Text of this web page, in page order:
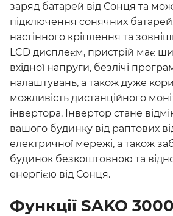
заряд батарей від Сонця та
підключення сонячних
настінного кріплення та
LCD дисплеєм, пристрій має
вхідної напруги, безлічі
налаштувань, а також дуже
можливість дистанційного
інвертора. Інвертор стане
вашого будинку від раптових
електричної мережі, а також
будинок безкоштовною та
енергією від Сонця.
Функції SAKO